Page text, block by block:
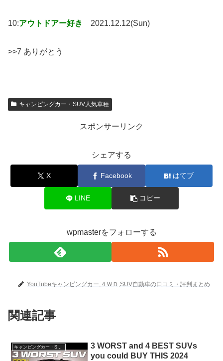
10:アウトドアー好き 2021.12.12(Sun)
>>7 ありがとう
キャンピングカー・SUV人気車種
スポンサーリンク
シェアする
X Facebook はてブ
LINE コピー
wpmasterをフォローする
YouTubeキャンピングカー,４ＷＤ,SUV自動車の口コミ・評判まとめ
関連記事
キャンピングカー・SUV人気車種
3 WORST and 4 BEST SUVs
you could BUY THIS 2024